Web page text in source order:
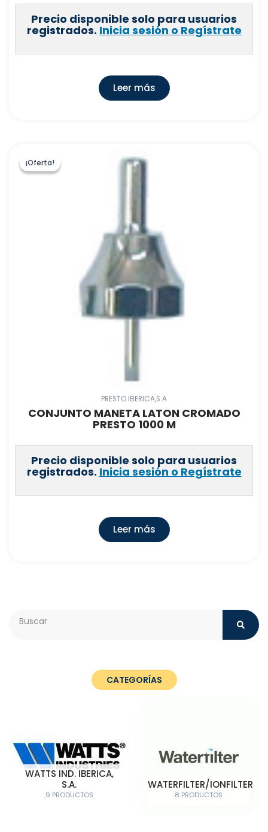
Precio disponible solo para usuarios
registrados. Inicia sesión o Regístrate
Leer más
¡Oferta!
¡Oferta!
PRESTO IBERICA,S.A
CONJUNTO MANETA LATON CROMADO
PRESTO 1000 M
Precio disponible solo para usuarios
registrados. Inicia sesión o Regístrate
Leer más
CATEGORÍAS
WATTS IND. IBERICA,
S.A.
9 PRODUCTOS
WATERFILTER/IONFILTER
8 PRODUCTOS